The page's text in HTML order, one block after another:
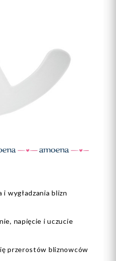
wygładzania blizn
napięcie i uczucie
przerostów bliznowców